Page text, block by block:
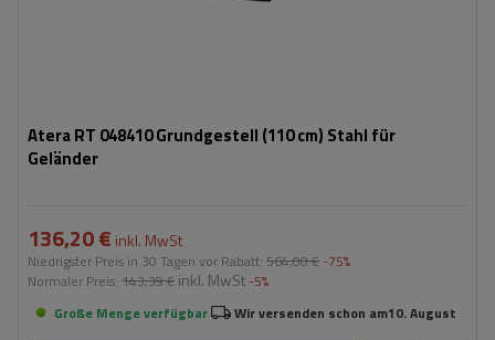
Atera RT 048410 Grundgestell (110 cm) Stahl für
Geländer
136,20 € inkl. MwSt
Niedrigster Preis in 30 Tagen vor Rabatt: 564,00 € -75%
Normaler Preis: 143,39 € inkl. MwSt -5%
Große Menge verfügbar
Wir versenden schon am10. August